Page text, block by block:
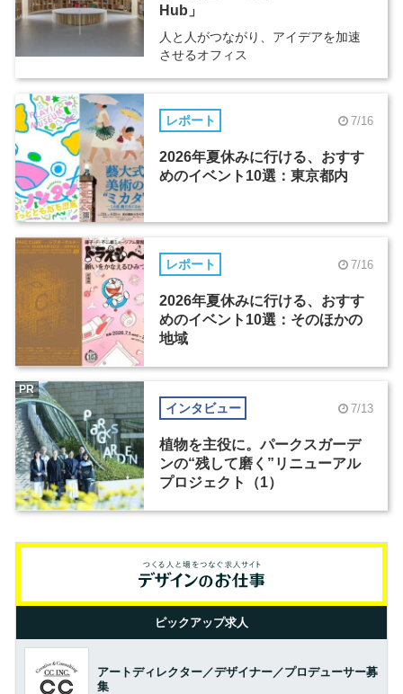
Hub」
人と人がつながり、アイデアを加速
させるオフィス
レポート 7/16
2026年夏休みに行ける、おすす
めのイベント10選：東京都内
レポート 7/16
2026年夏休みに行ける、おすす
めのイベント10選：そのほかの
地域
インタビュー 7/13
植物を主役に。パークスガーデ
ンの“残して磨く”リニューアル
プロジェクト（1）
PR
ピックアップ求人
アートディレクター／デザイナー／プロデューサー募
集